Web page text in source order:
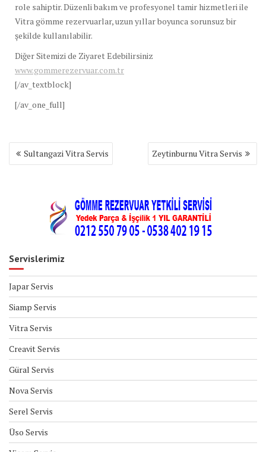
role sahiptir. Düzenli bakım ve profesyonel tamir hizmetleri ile
Vitra gömme rezervuarlar, uzun yıllar boyunca sorunsuz bir
şekilde kullanılabilir.
Diğer Sitemizi de Ziyaret Edebilirsiniz
www.gommerezervuar.com.tr
[/av_textblock]
[/av_one_full]
Yazı
gezinmesi
Sultangazi Vitra Servis Zeytinburnu Vitra Servis
Servislerimiz
Japar Servis
Siamp Servis
Vitra Servis
Creavit Servis
Güral Servis
Nova Servis
Serel Servis
Üso Servis